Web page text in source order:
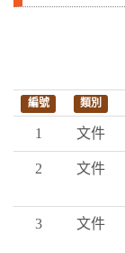
編號 類別
1 文件
2 文件
3 文件